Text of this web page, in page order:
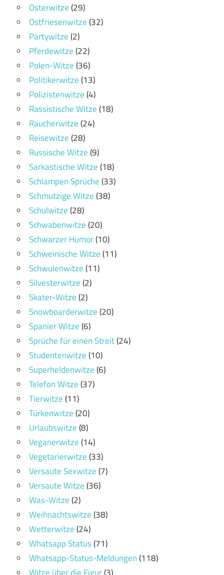
Osterwitze(29)
Ostfriesenwitze(32)
Partywitze(2)
Pferdewitze(22)
Polen-Witze(36)
Politikerwitze(13)
Polizistenwitze(4)
Rassistische Witze(18)
Raucherwitze(24)
Reisewitze(28)
Russische Witze(9)
Sarkastische Witze(18)
Schlampen Sprüche(33)
Schmutzige Witze(38)
Schulwitze(28)
Schwabenwitze(20)
Schwarzer Humor(10)
Schweinische Witze(11)
Schwulenwitze(11)
Silvesterwitze(2)
Skater-Witze(2)
Snowboarderwitze(20)
Spanier Witze(6)
Sprüche für einen Streit(24)
Studentenwitze(10)
Superheldenwitze(6)
Telefon Witze(37)
Tierwitze(11)
Türkenwitze(20)
Urlaubswitze(8)
Veganerwitze(14)
Vegetarierwitze(33)
Versaute Sexwitze(7)
Versaute Witze(36)
Was-Witze(2)
Weihnachtswitze(38)
Wetterwitze(24)
Whatsapp Status(71)
Whatsapp-Status-Meldungen(118)
Witze über die Figur(3)